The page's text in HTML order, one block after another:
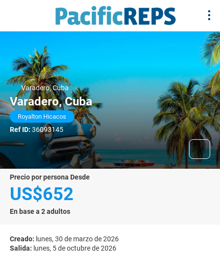
Varadero, Cuba
Varadero, Cuba
Royalton Hicacos
Ref ID: 36093145
precio por persona Desde
US$652
En base a 2 adultos
Creado: lunes, 30 de marzo de 2026
Salida: lunes, 5 de octubre de 2026